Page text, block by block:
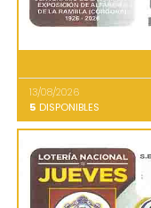
13/08/2026
5 DISPONIBLES